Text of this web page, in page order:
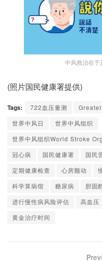
中风救治在于
(照片国民健康署提供)
Tags: 722血压量测
世界中风日
世界中风组织
世界中风组织World Stroke
冠心病
国民健康署 国民
定期健康检查
心房颤动
科学算病馆
糖尿病 胆固
进行慢性病风险评估
高血压
黄金治疗时间